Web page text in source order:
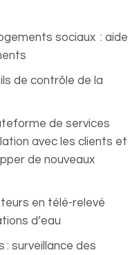
sociaux : aide
de contrôle de la
de services
avec les clients et
de nouveaux
en télé-relevé
d’eau
: surveillance des